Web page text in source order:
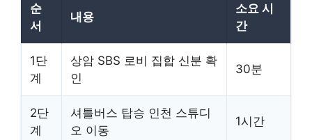
순
서
내용
소요 시
간
1단
계
상암 SBS 로비 집합 신분 확
인
30분
2단
계
셔틀버스 탑승 인천 스튜디
오 이동
1시간